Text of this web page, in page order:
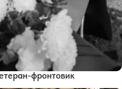
фронтовик